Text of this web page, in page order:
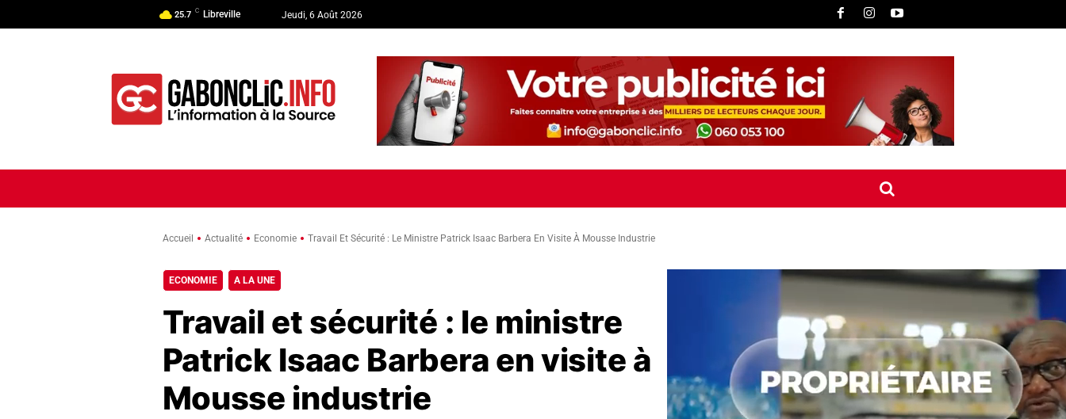
25.7 C Libreville Jeudi, 6 Août 2026
CONTACT
Accueil Actualité Economie Travail Et Sécurité : Le Ministre Patrick Isaac Barbera En Visite À Mousse Industrie
ECONOMIE A LA UNE
Travail et sécurité : le ministre
Patrick Isaac Barbera en visite à
Mousse industrie